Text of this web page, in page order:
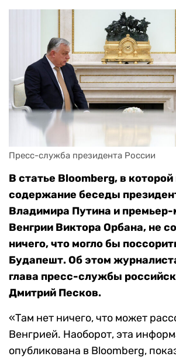
Пресс-служба президента России
В статье Bloomberg, в
содержание беседы
Владимира Путина и премьер-
Венгрии Виктора Орбана, не
ничего, что могло бы
Будапешт. Об этом
глава пресс-службы
Дмитрий Песков.
«Там нет ничего, что может
Венгрией. Наоборот, эта
опубликована в Bloomberg,